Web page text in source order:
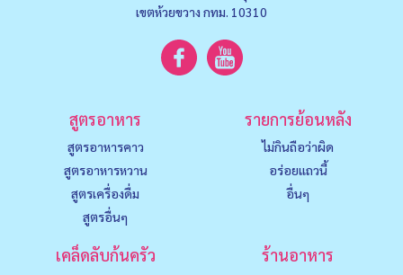
เขตห้วยขวาง กทม. 10310
สูตรอาหาร
สูตรอาหารคาว
สูตรอาหารหวาน
สูตรเครื่องดื่ม
สูตรอื่นๆ
รายการย้อนหลัง
ไม่กินถือว่าผิด
อร่อยแถวนี้
อื่นๆ
เคล็ดลับก้นครัว
ร้านอาหาร